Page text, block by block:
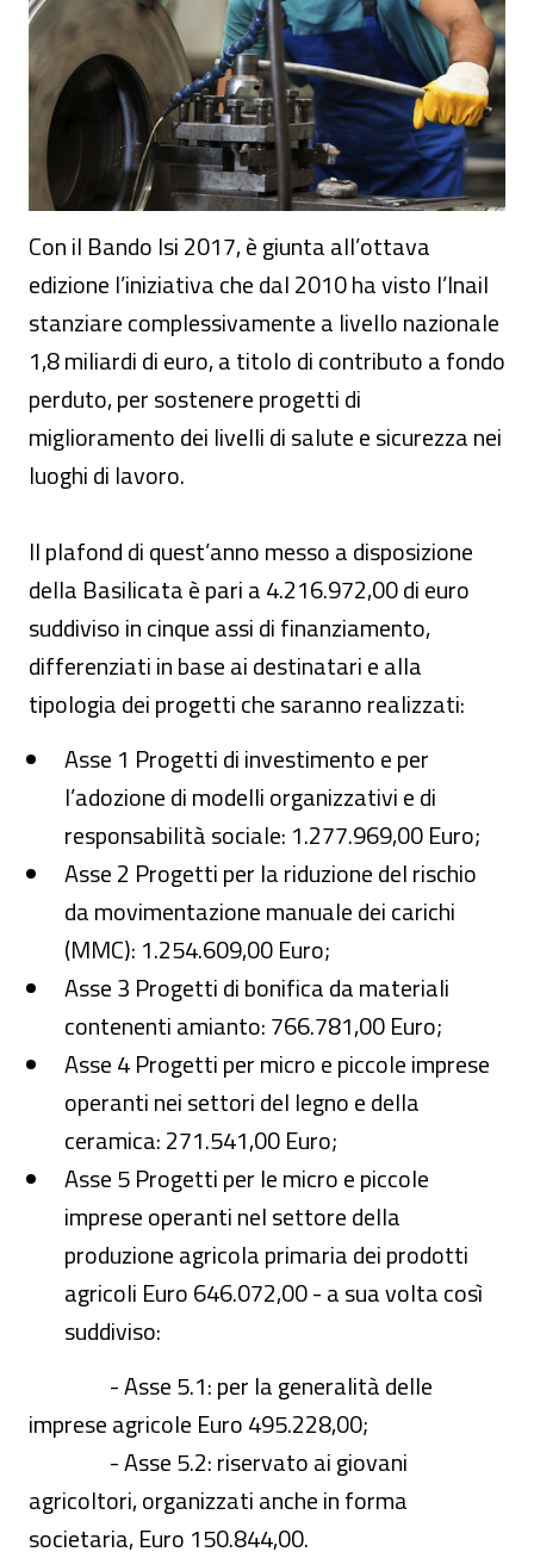
Con il Bando Isi 2017, è giunta all’ottava
edizione l’iniziativa che dal 2010 ha visto l’Inail
stanziare complessivamente a livello nazionale
1,8 miliardi di euro, a titolo di contributo a fondo
perduto, per sostenere progetti di
miglioramento dei livelli di salute e sicurezza nei
luoghi di lavoro.
Il plafond di quest’anno messo a disposizione
della Basilicata è pari a 4.216.972,00 di euro
suddiviso in cinque assi di finanziamento,
differenziati in base ai destinatari e alla
tipologia dei progetti che saranno realizzati:
Asse 1 Progetti di investimento e per
l’adozione di modelli organizzativi e di
responsabilità sociale: 1.277.969,00 Euro;
Asse 2 Progetti per la riduzione del rischio
da movimentazione manuale dei carichi
(MMC): 1.254.609,00 Euro;
Asse 3 Progetti di bonifica da materiali
contenenti amianto: 766.781,00 Euro;
Asse 4 Progetti per micro e piccole imprese
operanti nei settori del legno e della
ceramica: 271.541,00 Euro;
Asse 5 Progetti per le micro e piccole
imprese operanti nel settore della
produzione agricola primaria dei prodotti
agricoli Euro 646.072,00 - a sua volta così
suddiviso:
- Asse 5.1: per la generalità delle
imprese agricole Euro 495.228,00;
- Asse 5.2: riservato ai giovani
agricoltori, organizzati anche in forma
societaria, Euro 150.844,00.